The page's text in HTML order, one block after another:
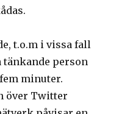
t.o.m i vissa fall
person
minuter.
över Twitter